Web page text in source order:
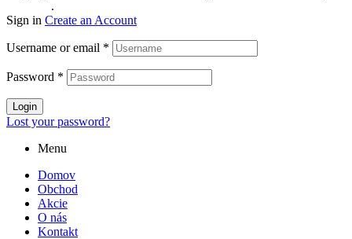
.
Sign in Create an Account
Username or email *
Password *
Login
Lost your password?
Menu
Domov
Obchod
Akcie
O nás
Kontakt